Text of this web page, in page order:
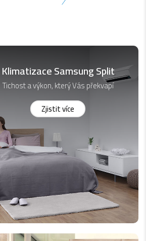
Klimatizace Samsung Split
Tichost a výkon, který Vás překvapí
Zjistit více